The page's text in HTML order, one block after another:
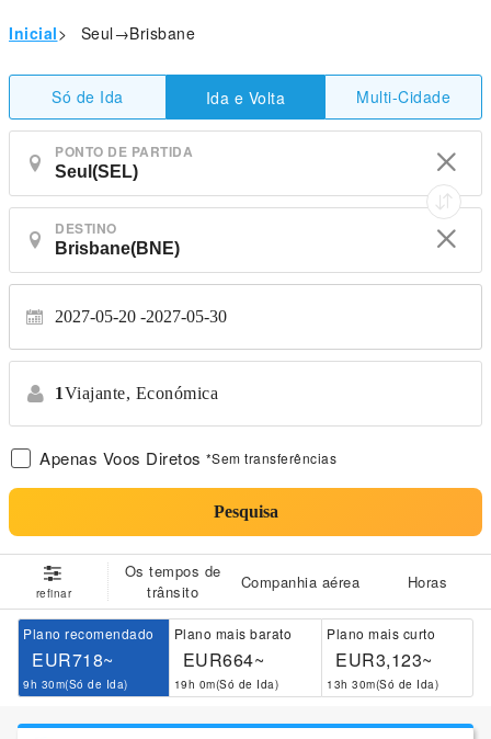
Inicial> Seul→Brisbane
Só de Ida Ida e Volta Multi-Cidade
PONTO DE PARTIDA
DESTINO
2027-05-20 2027-05-30
1Viajante, Económica
Apenas Voos Diretos *Sem transferências
Pesquisa
refinar
Os tempos de
trânsito
Companhia aérea Horas
Plano recomendado
EUR718~
9h 30m(Só de Ida)
Plano mais barato
EUR664~
19h 0m(Só de Ida)
Plano mais curto
EUR3,123~
13h 30m(Só de Ida)